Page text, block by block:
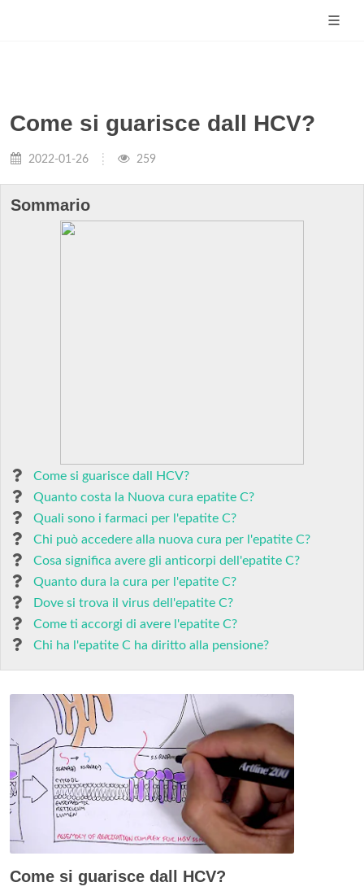
Come si guarisce dall HCV?
2022-01-26 259
Sommario
Come si guarisce dall HCV?
Quanto costa la Nuova cura epatite C?
Quali sono i farmaci per l'epatite C?
Chi può accedere alla nuova cura per l'epatite C?
Cosa significa avere gli anticorpi dell'epatite C?
Quanto dura la cura per l'epatite C?
Dove si trova il virus dell'epatite C?
Come ti accorgi di avere l'epatite C?
Chi ha l'epatite C ha diritto alla pensione?
Come si guarisce dall HCV?